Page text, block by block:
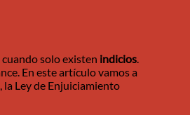
solo existen indicios.
En este artículo vamos a
la Ley de Enjuiciamiento